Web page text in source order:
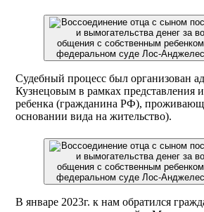
Судебный процесс был организован
Кузнецовым в рамках представления
ребенка (гражданина РФ),
основании вида на жительство).
В январе 2023г. к нам обратился